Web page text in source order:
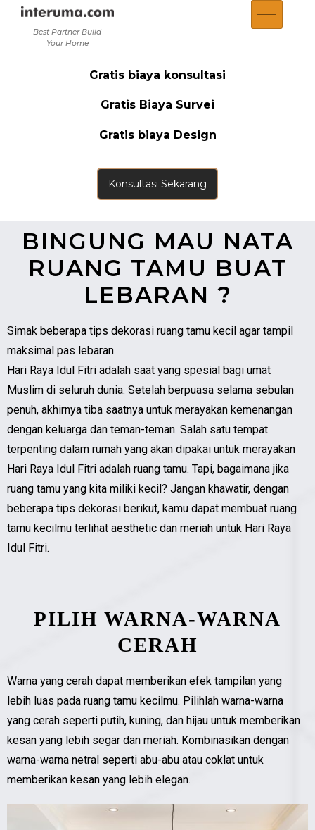
Best Partner Build
Your Home
Gratis biaya konsultasi
Gratis Biaya Survei
Gratis biaya Design
Konsultasi Sekarang
BINGUNG MAU NATA
RUANG TAMU BUAT
LEBARAN ?
Simak beberapa tips dekorasi ruang tamu kecil agar tampil
maksimal pas lebaran.
Hari Raya Idul Fitri adalah saat yang spesial bagi umat
Muslim di seluruh dunia. Setelah berpuasa selama sebulan
penuh, akhirnya tiba saatnya untuk merayakan kemenangan
dengan keluarga dan teman-teman. Salah satu tempat
terpenting dalam rumah yang akan dipakai untuk merayakan
Hari Raya Idul Fitri adalah ruang tamu. Tapi, bagaimana jika
ruang tamu yang kita miliki kecil? Jangan khawatir, dengan
beberapa tips dekorasi berikut, kamu dapat membuat ruang
tamu kecilmu terlihat aesthetic dan meriah untuk Hari Raya
Idul Fitri.
PILIH WARNA-WARNA
CERAH
Warna yang cerah dapat memberikan efek tampilan yang
lebih luas pada ruang tamu kecilmu. Pilihlah warna-warna
yang cerah seperti putih, kuning, dan hijau untuk memberikan
kesan yang lebih segar dan meriah. Kombinasikan dengan
warna-warna netral seperti abu-abu atau coklat untuk
memberikan kesan yang lebih elegan.